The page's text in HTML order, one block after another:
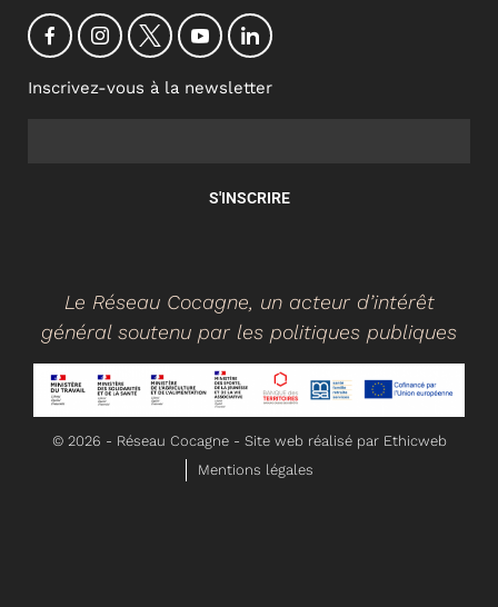
Inscrivez-vous à la newsletter
S'INSCRIRE
Le Réseau Cocagne, un acteur d’intérêt
général soutenu par les politiques publiques
© 2026 - Réseau Cocagne - Site web réalisé par Ethicweb
Mentions légales